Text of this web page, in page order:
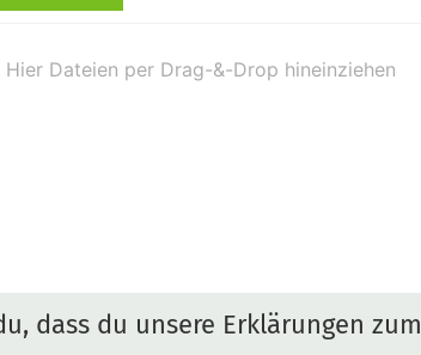
dass du unsere Erklärungen zum